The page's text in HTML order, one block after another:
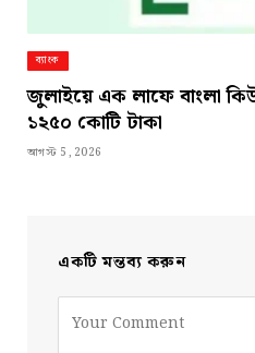
ব্যাংক
জুলাইয়ে এক লাফে বাংলা
১২৫০ কোটি টাকা
আগস্ট 5, 2026
একটি মন্তব্য করুন